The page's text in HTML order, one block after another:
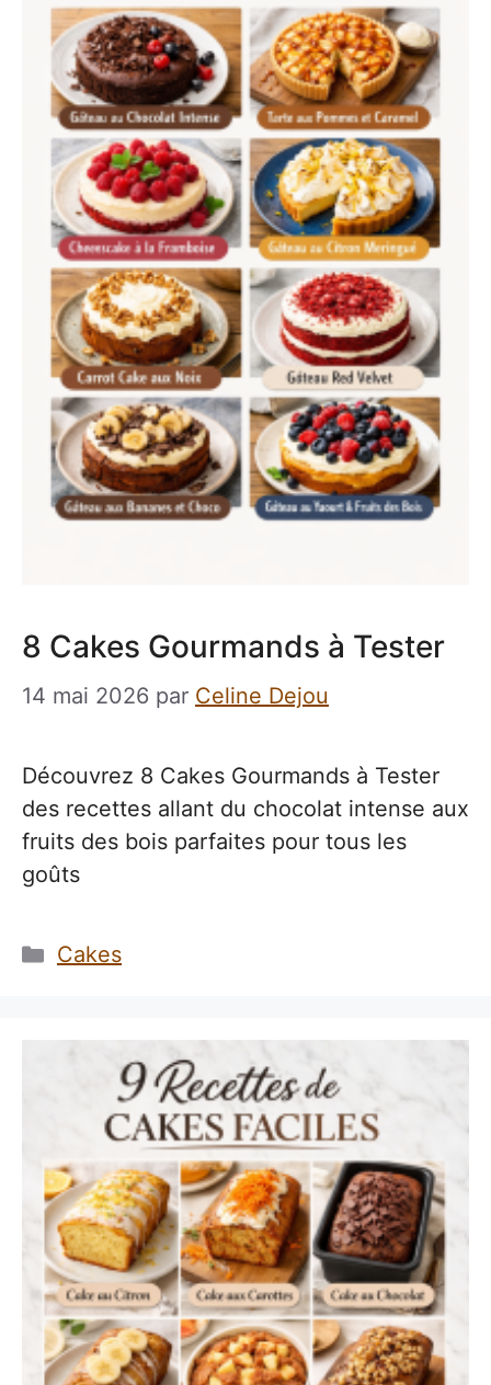
8 Cakes Gourmands à Tester
14 mai 2026 par Celine Dejou
Découvrez 8 Cakes Gourmands à Tester
des recettes allant du chocolat intense aux
fruits des bois parfaites pour tous les
goûts
Catégories
Cakes